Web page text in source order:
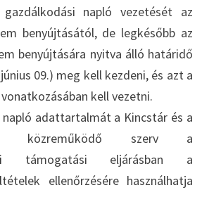
napló vezetését az
benyújtásától, de legkésőbb az
benyújtására nyitva álló határidő
09.) meg kell kezdeni, és azt a
kell vezetni.
adattartalmát a Kincstár és a
közreműködő szerv a
támogatási eljárásban a
ellenőrzésére használhatja